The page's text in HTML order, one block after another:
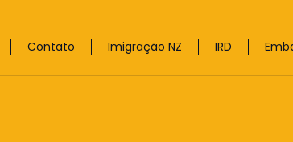
Contato Imigração NZ IRD